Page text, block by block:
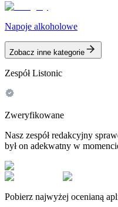
Napoje alkoholowe
Zobacz inne kategorie
Zespół Listonic
Zweryfikowane
Nasz zespół redakcyjny
był on adekwatny w
Pobierz najwyżej ocenianą